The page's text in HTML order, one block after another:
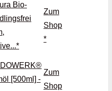
Bio-
Zum
Shop
*
[500ml] -
Zum
Shop